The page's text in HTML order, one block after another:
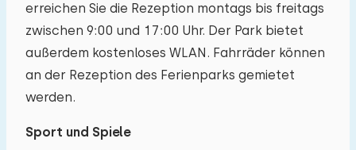
erreichen Sie die Rezeption montags bis freitags
zwischen 9:00 und 17:00 Uhr. Der Park bietet
außerdem kostenloses WLAN. Fahrräder können
an der Rezeption des Ferienparks gemietet
werden.
Sport und Spiele